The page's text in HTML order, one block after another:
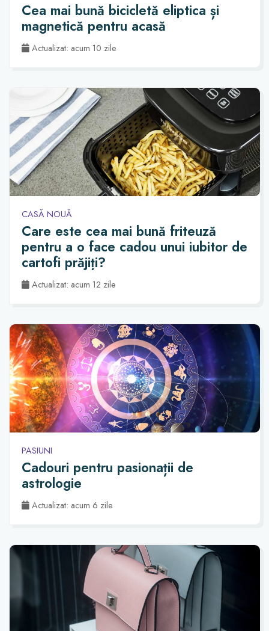
Cea mai bună bicicletă eliptica și
magnetică pentru acasă
Actualizat: acum 10 zile
CASĂ NOUĂ
Care este cea mai bună friteuză
pentru a o face cadou unui iubitor de
cartofi prăjiți?
Actualizat: acum 12 zile
PASIUNI
Cadouri pentru pasionații de
astrologie
Actualizat: acum 6 zile